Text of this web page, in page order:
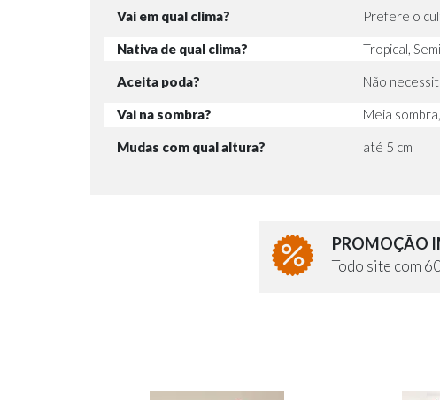
Vai em qual clima? Prefere o
Nativa de qual clima? Tropical,
Aceita poda? Não
Vai na sombra? Meia
Mudas com qual altura? até 5 cm
PROMOÇÃO
Todo site com